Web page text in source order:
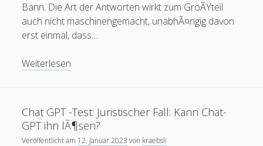
52a adobe connectandroidapp apple
berlin
chatgpt coer13 Corona
internet mobile mooc moodleoer open podcast
re:publica rp11 RUB mobile ruhr-uni Ruhr-UniversitÃ¤t
Bann. Die Art der Antworten wirkt zum GroÃŸteil
auch nicht maschinengemacht, unabhÃ¤ngig davon
erst einmal, dass…
Weiterlesen
Chat GPT -Test: Juristischer Fall: Kann Chat-
GPT ihn lÃ¶sen?
Veröffentlicht am 12. Januar 2023 von kraebsli